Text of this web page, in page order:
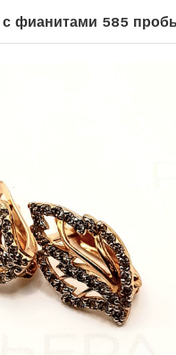
МУЖСКИЕ КОЛЬЦА
фианитами 585